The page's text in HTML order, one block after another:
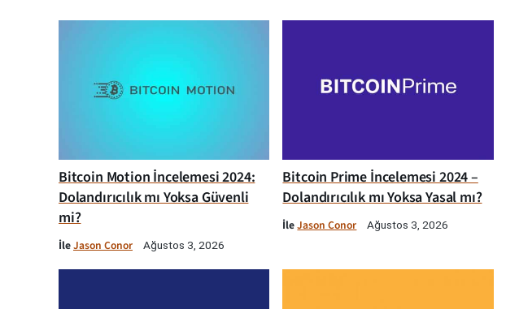
Bitcoin Motion İncelemesi 2024:
Dolandırıcılık mı Yoksa Güvenli
mi?
İleJason Conor Ağustos 3, 2026
Bitcoin Prime İncelemesi 2024 –
Dolandırıcılık mı Yoksa Yasal mı?
İleJason Conor Ağustos 3, 2026